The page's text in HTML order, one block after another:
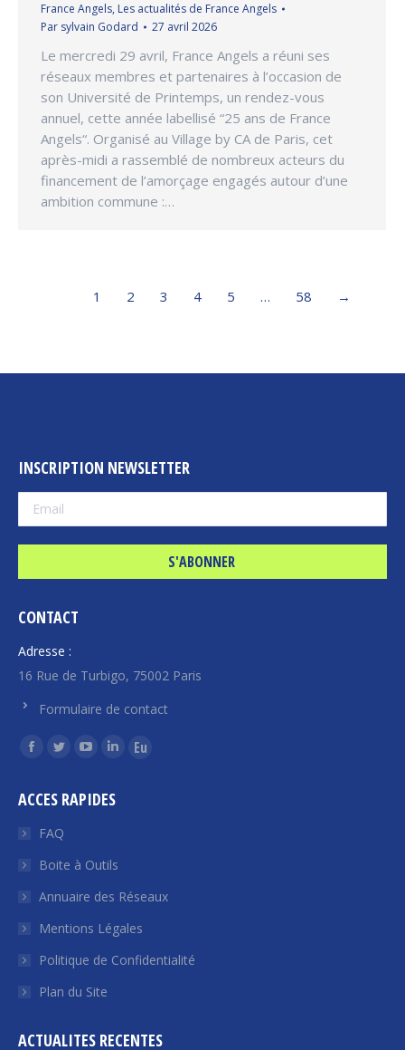
France Angels, Les actualités de France Angels
Par sylvain Godard 27 avril 2026
Le mercredi 29 avril, France Angels a réuni ses
réseaux membres et partenaires à l’occasion de
son Université de Printemps, un rendez-vous
annuel, cette année labellisé “25 ans de France
Angels“. Organisé au Village by CA de Paris, cet
après-midi a rassemblé de nombreux acteurs du
financement de l’amorçage engagés autour d’une
ambition commune :…
1 2 3 4 5 … 58 →
INSCRIPTION NEWSLETTER
CONTACT
Adresse :
16 Rue de Turbigo, 75002 Paris
Formulaire de contact
Trouvez nous sur :
La
Facebook
s'ouvre
une
nouvelle
fenêtre
La
Twitter
s'ouvre
une
nouvelle
fenêtre
La
YouTube
une
nouvelle
fenêtre
La
LinkedIn
une
nouvelle
fenêtre
La
nouvelle
fenêtre
ACCES RAPIDES
FAQ
Boite à Outils
Annuaire des Réseaux
Mentions Légales
Politique de Confidentialité
Plan du Site
ACTUALITES RECENTES